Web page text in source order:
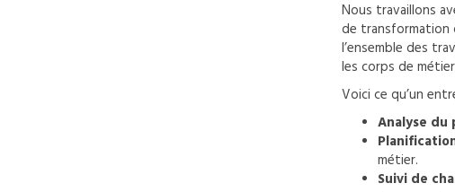
Nous travaillons
de transformation
l’ensemble des
les corps de
Voici ce qu’un
Analyse du
métier.
Suivi de